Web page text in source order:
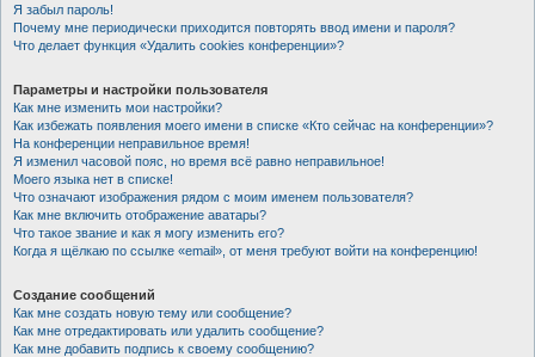
Я забыл пароль!
Почему мне периодически приходится повторять ввод имени и пароля?
Что делает функция «Удалить cookies конференции»?
Параметры и настройки пользователя
Как мне изменить мои настройки?
Как избежать появления моего имени в списке «Кто сейчас на конференции»?
На конференции неправильное время!
Я изменил часовой пояс, но время всё равно неправильное!
Моего языка нет в списке!
Что означают изображения рядом с моим именем пользователя?
Как мне включить отображение аватары?
Что такое звание и как я могу изменить его?
Когда я щёлкаю по ссылке «email», от меня требуют войти на конференцию!
Создание сообщений
Как мне создать новую тему или сообщение?
Как мне отредактировать или удалить сообщение?
Как мне добавить подпись к своему сообщению?